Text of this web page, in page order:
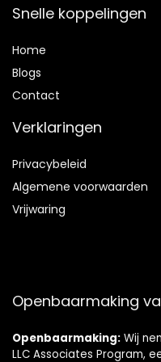
Snelle koppelingen
Home
Blogs
Contact
Verklaringen
Privacybeleid
Algemene voorwaarden
Vrijwaring
Openbaarmaking
Openbaarmaking: Wij
LLC Associates Program,